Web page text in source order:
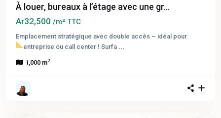
À louer, bureaux à l’étage avec une gr...
Ar32,500 /m² TTC
Emplacement stratégique avec double accès – idéal pour
entreprise ou call center ! Surfa ...
1,000 m2